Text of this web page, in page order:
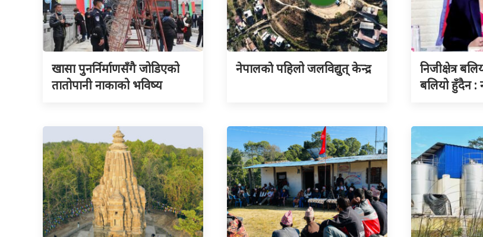
खासा पुनर्निर्माणसँगै जोडिएको
तातोपानी नाकाको भविष्य
नेपालकाे पहिलो जलविद्युत् केन्द्र
निजीक्षेत्र
बलियो हुँदैन :